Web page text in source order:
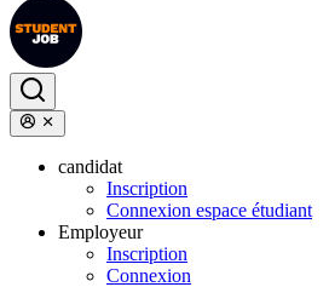
candidat
Inscription
Connexion espace étudiant
Employeur
Inscription
Connexion